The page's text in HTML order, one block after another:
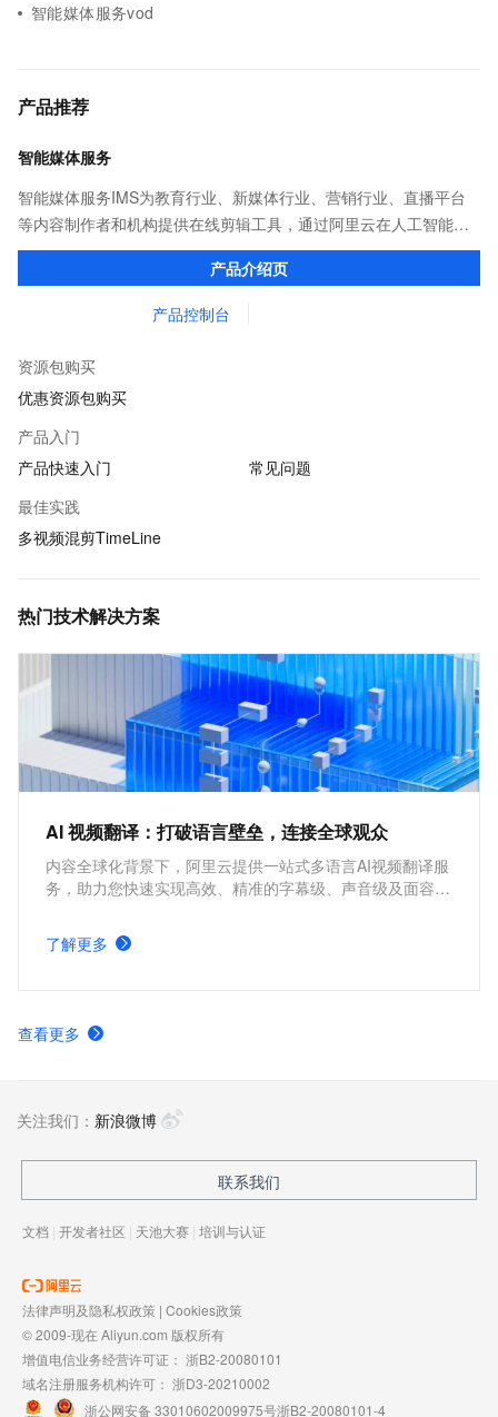
智能媒体服务vod
产品推荐
智能媒体服务
智能媒体服务IMS为教育行业、新媒体行业、营销行业、直播平台
等内容制作者和机构提供在线剪辑工具，通过阿里云在人工智能领
域的大量积累，将AI与剪辑工具紧密结合，将专业剪辑工具平民
化，辅助创作者高效生产视频内容。
产品介绍页
产品控制台
资源包购买
优惠资源包购买
产品入门
产品快速入门
常见问题
最佳实践
多视频混剪TimeLine
热门技术解决方案
AI 视频翻译：打破语言壁垒，连接全球观众
内容全球化背景下，阿里云提供一站式多语言AI视频翻译服
务，助力您快速实现高效、精准的字幕级、声音级及面容级
量跨文化视频内容平台。
了解更多
查看更多
关注我们： 新浪微博
联系我们
文档 | 开发者社区 | 天池大赛 | 培训与认证
法律声明及隐私权政策 | Cookies政策
© 2009-现在 Aliyun.com 版权所有
增值电信业务经营许可证： 浙B2-20080101
域名注册服务机构许可： 浙D3-20210002
浙公网安备 33010602009975号浙B2-20080101-4